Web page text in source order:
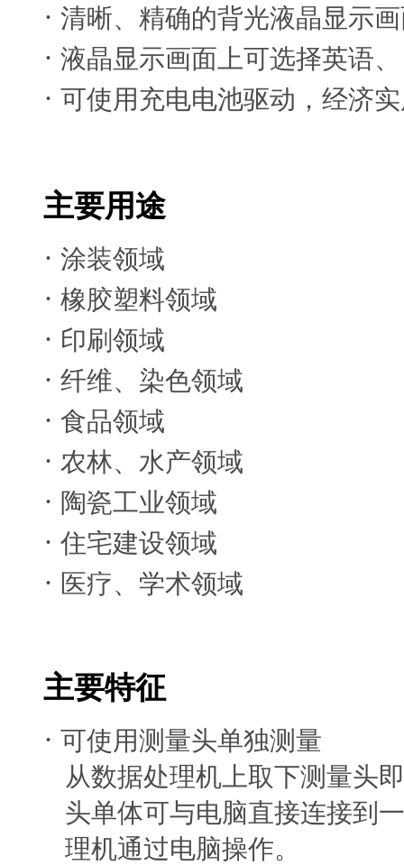
· 清晰、精确的背光液晶显示
· 液晶显示画面上可选择英语
· 可使用充电电池驱动，经济
主要用途
· 涂装领域
· 橡胶塑料领域
· 印刷领域
· 纤维、染色领域
· 食品领域
· 农林、水产领域
· 陶瓷工业领域
· 住宅建设领域
· 医疗、学术领域
主要特征
· 可使用测量头单独测量
从数据处理机上取下测量头
头单体可与电脑直接连接到
理机通过电脑操作。